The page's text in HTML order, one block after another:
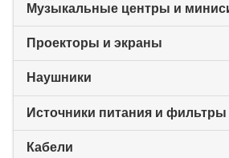
Музыкальные центры и
Проекторы и экраны
Наушники
Источники питания и фильтры
Кабели